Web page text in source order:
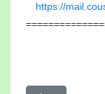
https://